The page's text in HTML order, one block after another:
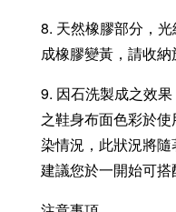
8. 天然橡膠部分，
成橡膠變黃，請收納
9. 因石洗製成之效果
之鞋身布面色彩於
染情況，此狀況將
建議您於一開始可搭